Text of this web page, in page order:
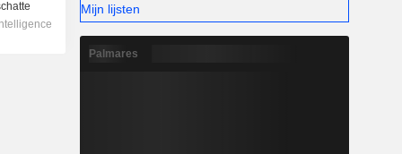
Mijn lijsten
Palmares